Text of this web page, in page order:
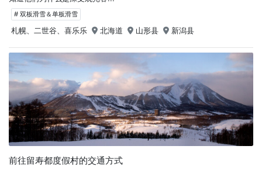
# 双板滑雪＆单板滑雪
札幌、二世谷、喜乐乐 北海道 山形县 新潟县
前往留寿都度假村的交通方式